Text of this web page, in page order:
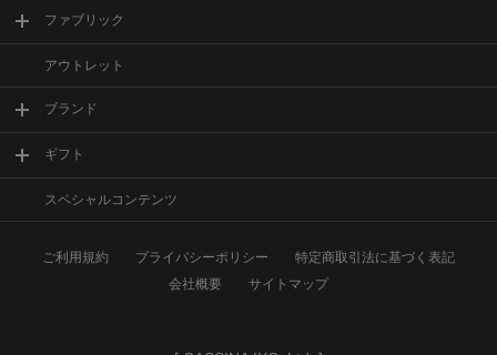
ファブリック
アウトレット
ブランド
ギフト
スペシャルコンテンツ
ご利用規約 プライバシーポリシー
特定商取引法に基づく表記
会社概要
サイトマップ